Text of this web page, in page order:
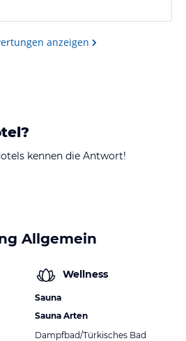
anzeigen
kennen die Antwort!
Allgemein
Wellness
Sauna
Sauna Arten
Dampfbad/Türkisches Bad